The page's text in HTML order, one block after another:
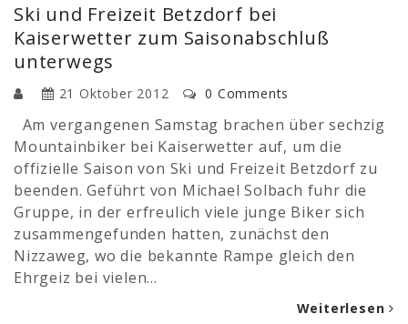
Ski und Freizeit Betzdorf bei
Kaiserwetter zum Saisonabschluß
unterwegs
21 Oktober 2012 0 Comments
Am vergangenen Samstag brachen über sechzig
Mountainbiker bei Kaiserwetter auf, um die
offizielle Saison von Ski und Freizeit Betzdorf zu
beenden. Geführt von Michael Solbach fuhr die
Gruppe, in der erfreulich viele junge Biker sich
zusammengefunden hatten, zunächst den
Nizzaweg, wo die bekannte Rampe gleich den
Ehrgeiz bei vielen…
Weiterlesen